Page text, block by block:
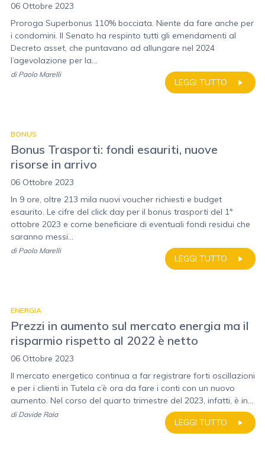
06 Ottobre 2023
Proroga Superbonus 110% bocciata. Niente da fare anche per
i condomini. Il Senato ha respinto tutti gli emendamenti al
Decreto asset, che puntavano ad allungare nel 2024
l’agevolazione per la...
LEGGI TUTTO
di Paolo Marelli
BONUS
Bonus Trasporti: fondi esauriti, nuove
risorse in arrivo
06 Ottobre 2023
In 9 ore, oltre 213 mila nuovi voucher richiesti e budget
esaurito. Le cifre del click day per il bonus trasporti del 1°
ottobre 2023 e come beneficiare di eventuali fondi residui che
saranno messi...
LEGGI TUTTO
di Paolo Marelli
ENERGIA
Prezzi in aumento sul mercato energia ma il
risparmio rispetto al 2022 è netto
06 Ottobre 2023
Il mercato energetico continua a far registrare forti oscillazioni
e per i clienti in Tutela c’è ora da fare i conti con un nuovo
aumento. Nel corso del quarto trimestre del 2023, infatti, è in...
LEGGI TUTTO
di Davide Raia